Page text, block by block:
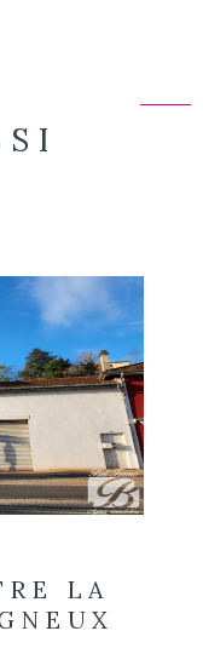
LA